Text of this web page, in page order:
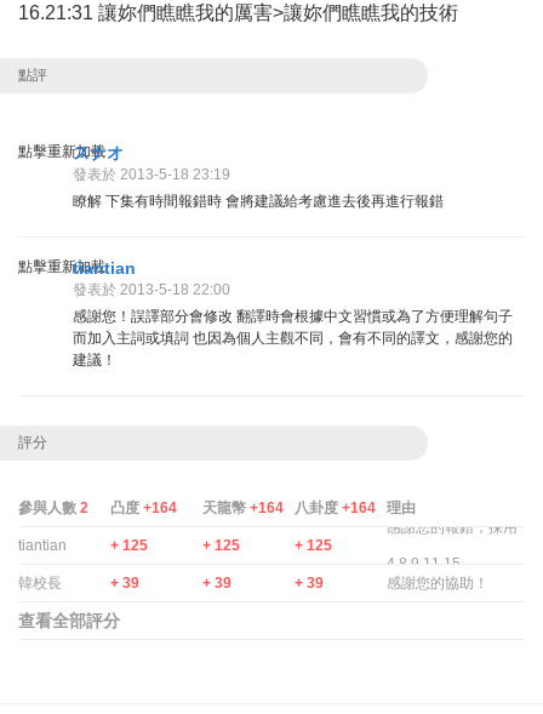
16.21:31 讓妳們瞧瞧我的厲害>讓妳們瞧瞧我的技術
點評
點擊重新加載
スナオ
發表於 2013-5-18 23:19
瞭解 下集有時間報錯時 會將建議給考慮進去後再進行報錯
點擊重新加載tiantian
發表於 2013-5-18 22:00
感謝您！誤譯部分會修改 翻譯時會根據中文習慣或為了方便理解句子
而加入主詞或填詞 也因為個人主觀不同，會有不同的譯文，感謝您的
建議！
評分
參與人數 2 凸度 +164 天龍幣 +164 八卦度 +164 理由
tiantian + 125 + 125 + 125
感謝您的報錯，採用
4 8 9 11 15。.
韓校長
+ 39 + 39 + 39 感謝您的協助！
查看全部評分